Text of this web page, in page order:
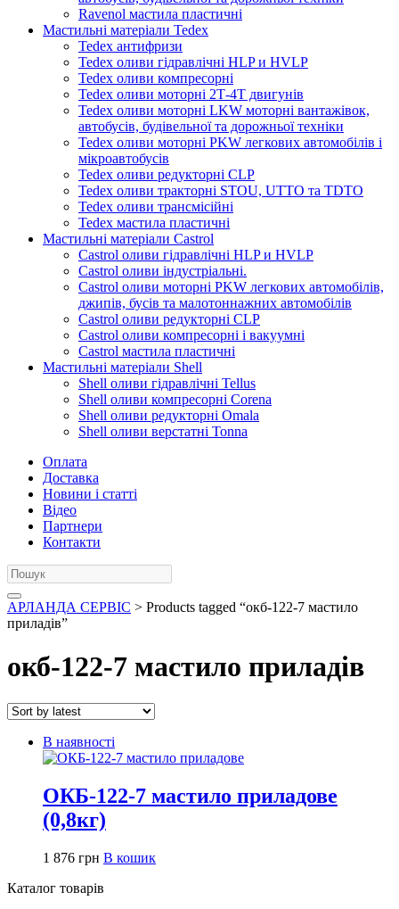
Ravenol мастила пластичні
Мастильні матеріали Tedex
Tedex антифризи
Tedex оливи гідравлічні HLP и HVLP
Tedex оливи компресорні
Tedex оливи моторні 2Т-4Т двигунів
Tedex оливи моторні LKW моторні вантажівок,
автобусів, будівельної та дорожньої техніки
Tedex оливи моторні PKW легкових автомобілів і
мікроавтобусів
Tedex оливи редукторні CLP
Tedex оливи тракторні STOU, UTTO та TDTO
Tedex оливи трансмісійні
Tedex мастила пластичні
Мастильні матеріали Castrol
Castrol оливи гідравлічні HLP и HVLP
Castrol оливи індустріальні.
Castrol оливи моторні PKW легкових автомобілів,
джипів, бусів та малотоннажних автомобілів
Castrol оливи редукторні CLP
Castrol оливи компресорні і вакуумні
Castrol мастила пластичні
Мастильні матеріали Shell
Shell оливи гідравлічні Tellus
Shell оливи компресорні Corena
Shell оливи редукторні Omala
Shell оливи верстатні Tonna
Оплата
Доставка
Новини і статті
Відео
Партнери
Контакти
АРЛАНДА СЕРВІС > Products tagged “окб-122-7 мастило
приладів”
окб-122-7 мастило приладів
В наявності
ОКБ-122-7 мастило приладове
(0,8кг)
1 876 грн В кошик
Каталог товарів